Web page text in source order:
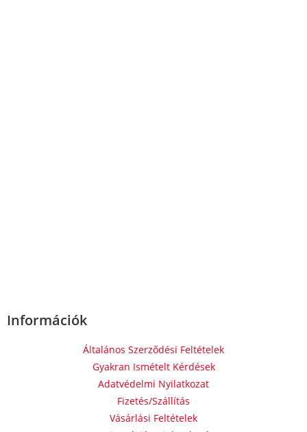
Információk
Általános Szerződési Feltételek
Gyakran Ismételt Kérdések
Adatvédelmi Nyilatkozat
Fizetés/Szállítás
Vásárlási Feltételek